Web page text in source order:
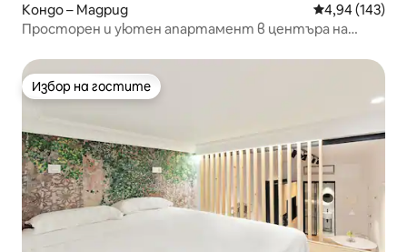
Кондо – Мадрид Средна
4,94 (143)
Просторен и уютен апартамент в центъра на
Избор на гостите
Избор на гостите